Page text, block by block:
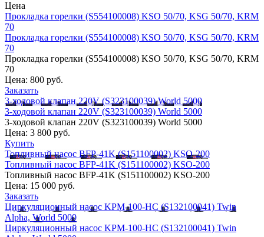
Цена
Прокладка горелки (S554100008) KSO 50/70, KSG 50/70, KRM
70
Прокладка горелки (S554100008) KSO 50/70, KSG 50/70, KRM
70
Прокладка горелки (S554100008) KSO 50/70, KSG 50/70, KRM
70
Цена: 800 руб.
Заказать
3-ходовой клапан 220V (S323100039) World 5000
3-ходовой клапан 220V (S323100039) World 5000
3-ходовой клапан 220V (S323100039) World 5000
Цена: 3 800 руб.
Купить
Топливный насос BFP-41K (S151100002) KSO-200
Топливный насос BFP-41K (S151100002) KSO-200
Топливный насос BFP-41K (S151100002) KSO-200
Цена: 15 000 руб.
Заказать
Циркуляционный насос KPM-100-HC (S132100041) Twin
Alpha, World 5000
Циркуляционный насос KPM-100-HC (S132100041) Twin